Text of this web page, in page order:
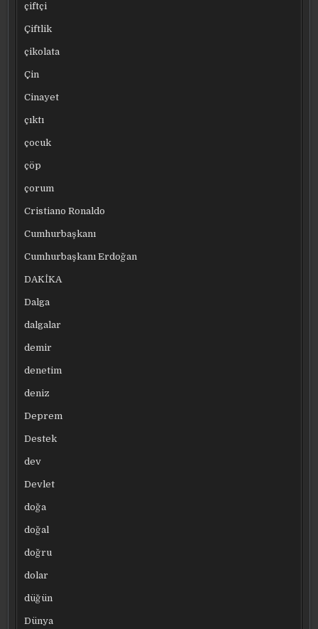
çiftçi
Çiftlik
çikolata
Çin
Cinayet
çıktı
çocuk
çöp
çorum
Cristiano Ronaldo
Cumhurbaşkanı
Cumhurbaşkanı Erdoğan
DAKİKA
Dalga
dalgalar
demir
denetim
deniz
Deprem
Destek
dev
Devlet
doğa
doğal
doğru
dolar
düğün
Dünya